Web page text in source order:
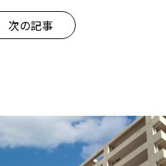
次の記事